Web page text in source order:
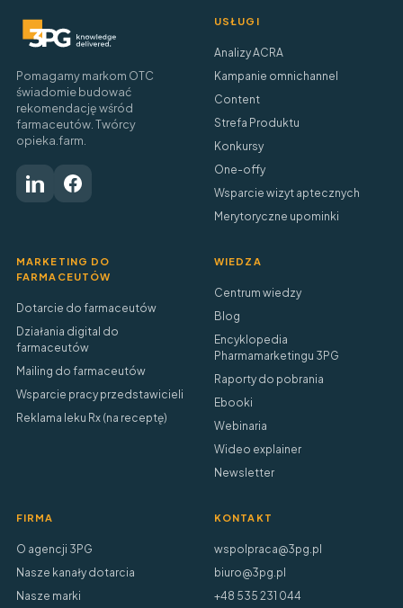
Pomagamy markom OTC
świadomie budować
rekomendację wśród
farmaceutów. Twórcy
opieka.farm.
USŁUGI
Analizy ACRA
Kampanie omnichannel
Content
Strefa Produktu
Konkursy
One-offy
Wsparcie wizyt aptecznych
Merytoryczne upominki
MARKETING DO
FARMACEUTÓW
Dotarcie do farmaceutów
Działania digital do
farmaceutów
Mailing do farmaceutów
Wsparcie pracy przedstawicieli
Reklama leku Rx (na receptę)
WIEDZA
Centrum wiedzy
Blog
Encyklopedia
Pharmamarketingu 3PG
Raporty do pobrania
Ebooki
Webinaria
Wideo explainer
Newsletter
FIRMA
O agencji 3PG
Nasze kanały dotarcia
Nasze marki
KONTAKT
wspolpraca@3pg.pl
biuro@3pg.pl
+48 535 231 044